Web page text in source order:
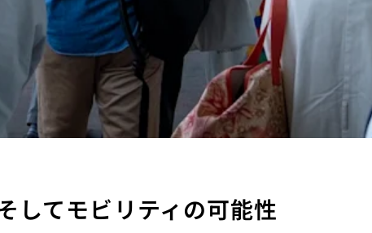
してモビリティの可能性